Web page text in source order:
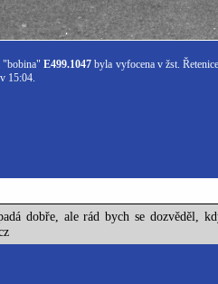
"bobina"E499.1047 byla vyfocena v žst.
15:04.
dobře, ale rád bych se